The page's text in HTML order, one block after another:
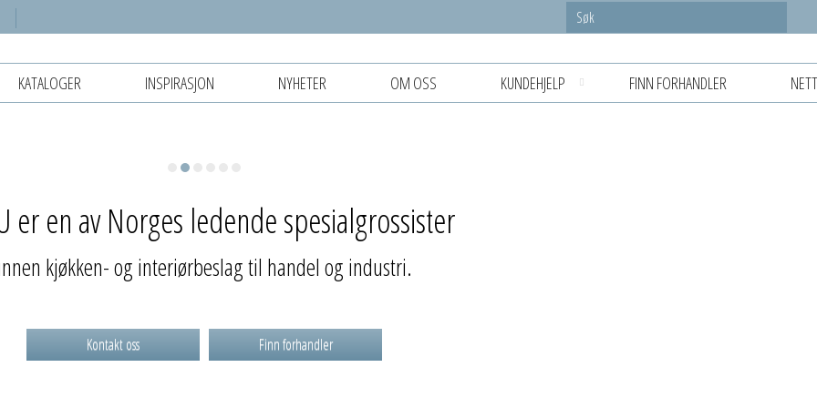
KATALOGER INSPIRASJON NYHETER OM OSS KUNDEHJELP FINN FORHANDLER
er en av Norges ledende spesialgrossister
kjøkken- og interiørbeslag til handel og industri.
Kontakt oss Finn forhandler